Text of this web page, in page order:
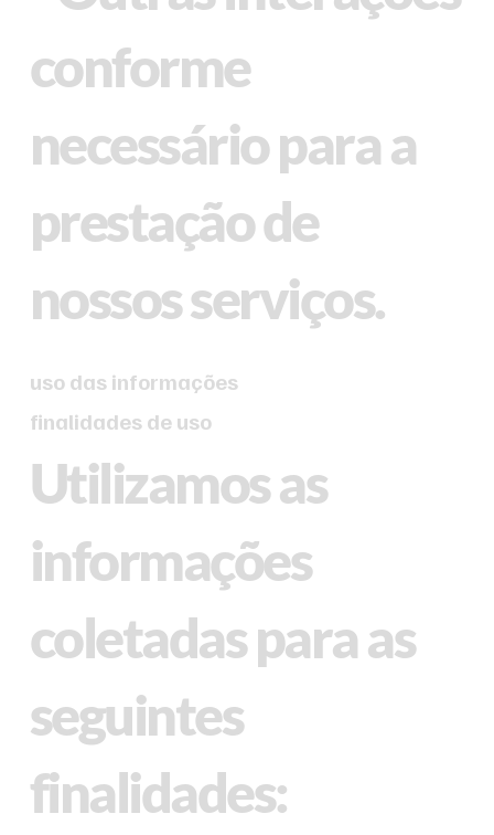
conforme
necessário para a
prestação de
nossos serviços.
uso das informações
finalidades de uso
Utilizamos as
informações
coletadas para as
seguintes
finalidades: